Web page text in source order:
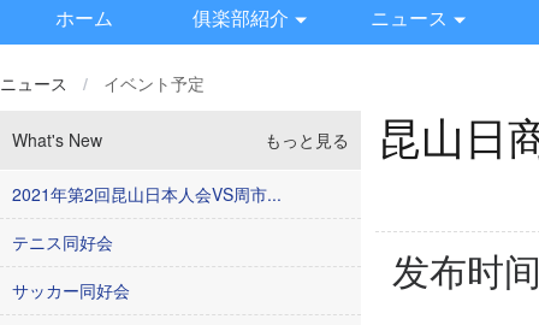
ホーム 俱楽部紹介 ニュース
ニュース / イベント予定
昆山日
发布时
What's New もっと見る
2021年第2回昆山日本人会VS周市...
テニス同好会
サッカー同好会